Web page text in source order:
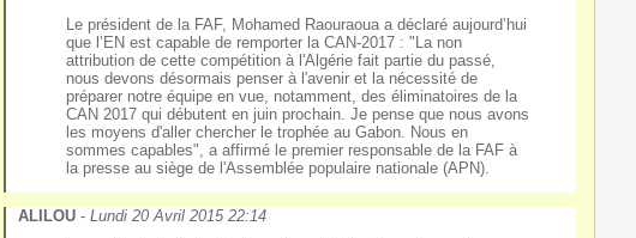
Le président de la FAF, Mohamed Raouraoua a déclaré aujourd’hui
que l’EN est capable de remporter la CAN-2017 : "La non
attribution de cette compétition à l'Algérie fait partie du passé,
nous devons désormais penser à l'avenir et la nécessité de
préparer notre équipe en vue, notamment, des éliminatoires de la
CAN 2017 qui débutent en juin prochain. Je pense que nous avons
les moyens d'aller chercher le trophée au Gabon. Nous en
sommes capables", a affirmé le premier responsable de la FAF à
la presse au siège de l'Assemblée populaire nationale (APN).
ALILOU -Lundi 20 Avril 2015 22:14